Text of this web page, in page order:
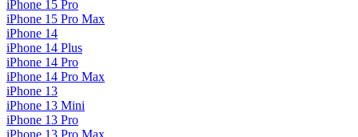
iPhone 15 Pro
iPhone 15 Pro Max
iPhone 14
iPhone 14 Plus
iPhone 14 Pro
iPhone 14 Pro Max
iPhone 13
iPhone 13 Mini
iPhone 13 Pro
iPhone 13 Pro Max